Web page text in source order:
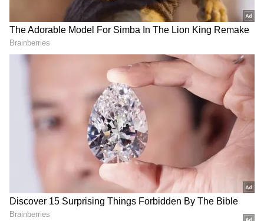
Electric Scooters
மட்டுமே கிடைக்கும். ஏதர் 450எஸ்
ஸ்கூட்டரின் விலை ரூ. 1.32 லட்சம். இது
எக்ஸ்-ஷோரூம் விலை. இப்போது இந்த
மாடலில் நீங்கள் கிரெடிட் கார்டு EMI
கேஷ்பேக் ரூ. 6 ஆயிரம் வரை தள்ளுபடி
பெறலாம். மேலும் கார்ப்பரேட் சலுகையின்
கீழ் ரூ. 1500 தள்ளுபடி. மேலும், இந்த
எலக்ட்ரிக் ஸ்கூட்டரில் எக்ஸ்சேஞ்ச்
சலுகையும் உள்ளது.